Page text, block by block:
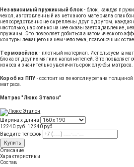
Независимый пружинный блок- блок, каждая
чехол, изготовленный из нетканого материала
непосредственно не скреплены друг с другом,
настолько, насколько на нее оказывается давление,
пружины. Это позволяет добиться анатомического
контуры лежащего на нем человека, позвоночник
Термовойлок- плотный материал. Используем в
блока от других мягких наполнителей. Это позволяет
износа и значительно увеличить срок службы матраса.
Короб из ППУ - состоит из пенополиуретана
матраса.
Матрас "Люкс Эталон"
Ширина х длина
12240 руб. 12240 руб.
Введите телефон
Купить
Описание
Характеристики
Состав